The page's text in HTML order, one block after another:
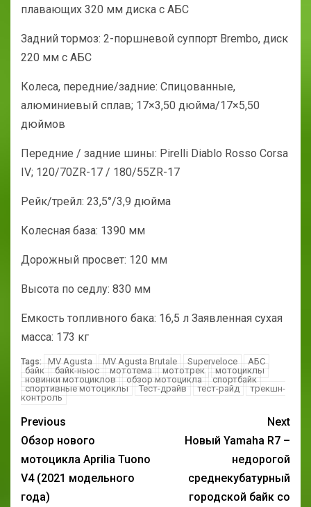
плавающих 320 мм диска с АБС
Задний тормоз: 2-поршневой суппорт Brembo, диск
220 мм с АБС
Колеса, передние/задние: Спицованные,
алюминиевый сплав; 17×3,50 дюйма/17×5,50
дюймов
Передние / задние шины: Pirelli Diablo Rosso Corsa
IV; 120/70ZR-17 / 180/55ZR-17
Рейк/трейл: 23,5°/3,9 дюйма
Колесная база: 1390 мм
Дорожный просвет: 120 мм
Высота по седлу: 830 мм
Емкость топливного бака: 16,5 л Заявленная сухая
масса: 173 кг
Tags: MV Agusta MV Agusta Brutale Superveloce
АБС
байк
байк-ньюс мототема мототрек
мотоциклы
новинки мотоциклов
обзор мотоцикла
спортбайк
спортивные мотоциклы
Тест-драйв тест-райд
трекшн-
контроль
Previous
Обзор нового
мотоцикла Aprilia Tuono
V4 (2021 модельного
года)
Next
Новый Yamaha R7 –
недорогой
среднекубатурный
городской байк со